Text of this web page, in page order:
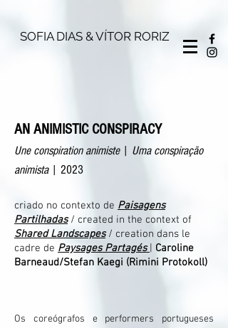
SOFIA DIAS & VÍTOR RORIZ
AN ANIMISTIC CONSPIRACY
Une conspiration animiste | Uma conspiração
animista| 2023
criado no contexto de Paisagens
Partilhadas / created in the context of
Shared Landscapes/ creation dans le
cadre de Paysages Partagés
Caroline
Barneaud/Stefan Kaegi (Rimini Protokoll)
Os coreógrafos e performers portugueses